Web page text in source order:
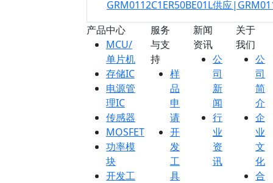
GRM0112C1ER50BE01L供应
产品中心
MCU/
单片机
存储IC
电源管
理IC
传感器
MOSFET
功率模
块
开发工
服务
与支
持
样
品
申
请
开
发
工
具
新闻
资讯
公
司
新
闻
行
业
资
讯
关于
我们
公
司
简
介
企
业
文
化
合